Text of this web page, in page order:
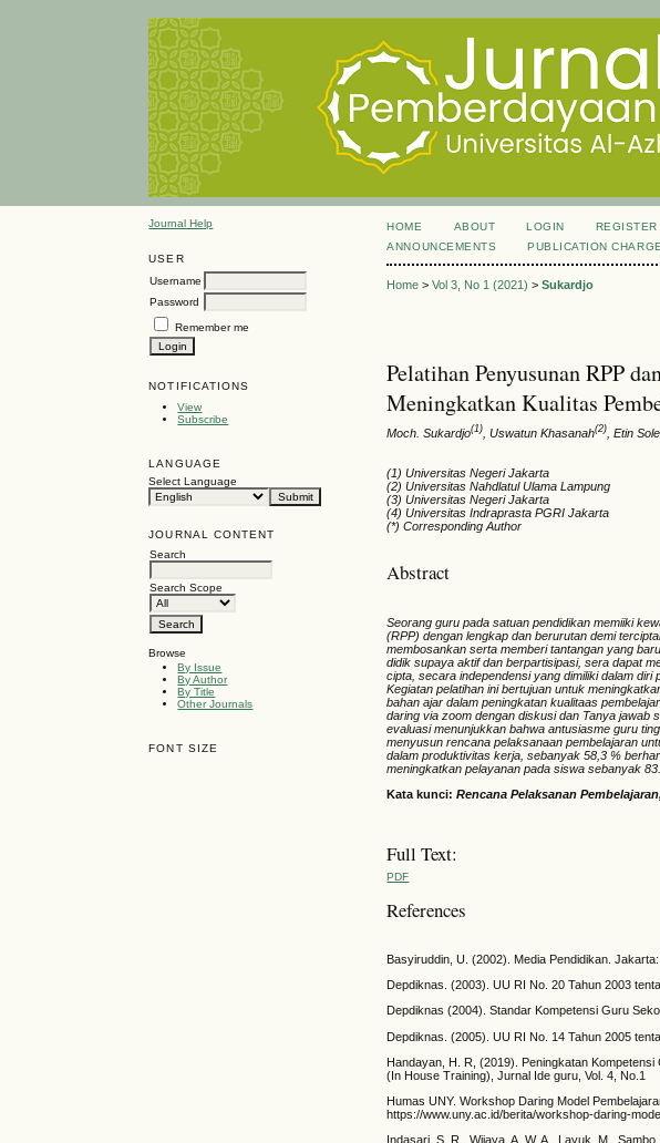
Journal Help
USER
Username
Password
Remember me
NOTIFICATIONS
View
Subscribe
LANGUAGE
Select Language
JOURNAL CONTENT
Search
Search Scope
Browse
By Issue
By Author
By Title
Other Journals
FONT SIZE
HOME ABOUT LOGIN REGISTER
ANNOUNCEMENTS
PUBLICATION CHARGE
Home >Vol 3, No 1 (2021) >Sukardjo
Pelatihan Penyusunan RPP
Meningkatkan Kualitas
Moch. Sukardjo(1) , Uswatun Khasanah(2) , Etin
(1) Universitas Negeri Jakarta
(2) Universitas Nahdlatul Ulama Lampung
(3) Universitas Negeri Jakarta
(4) Universitas Indraprasta PGRI Jakarta
(*) Corresponding Author
Abstract
Seorang guru pada satuan pendidikan memiiki
(RPP) dengan lengkap dan berurutan demi
membosankan serta memberi tantangan yang
didik supaya aktif dan berpartisipasi, sera dapat
cipta, secara independensi yang dimiliki dalam
Kegiatan pelatihan ini bertujuan untuk
bahan ajar dalam peningkatan kualitaas
daring via zoom dengan diskusi dan Tanya jawab
evaluasi menunjukkan bahwa antusiasme guru
menyusun rencana pelaksanaan pembelajaran
dalam produktivitas kerja, sebanyak 58,3 %
meningkatkan pelayanan pada siswa sebanyak
Kata kunci:Rencana Pelaksanan
Full Text:
PDF
References
Basyiruddin, U. (2002). Media Pendidikan.
Depdiknas. (2003). UU RI No. 20 Tahun 2003
Depdiknas (2004). Standar Kompetensi Guru
Depdiknas. (2005). UU RI No. 14 Tahun 2005
Handayan, H. R, (2019). Peningkatan
(In House Training), Jurnal Ide guru, Vol. 4, No.1
Humas UNY. Workshop Daring Model
https://www.uny.ac.id/berita/workshop-daring-
Indasari, S. R., Wijaya, A. W. A., Layuk, M.,